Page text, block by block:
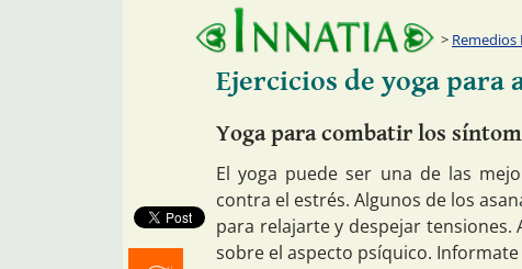
Ejercicios de yoga para
Yoga para combatir los
El yoga puede ser una de las
contra el estrés. Algunos de los
para relajarte y despejar tensiones.
sobre el aspecto psíquico.